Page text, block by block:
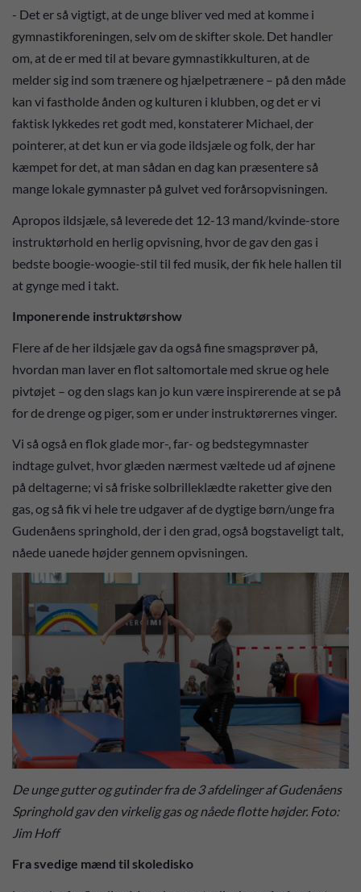
- Det er så vigtigt, at de unge bliver ved med at komme i
gymnastikforeningen, selv om de skifter skole. Det handler
om, at de er med til at bevare gymnastikkulturen, at de
melder sig ind som trænere og hjælpetrænere – på den måde
kan vi fastholde ånden og kulturen i klubben, og det er vi
faktisk lykkedes ret godt med, konstaterer Michael, der
pointerer, at det kun er via gode ildsjæle og folk, der har
kæmpet for det, at man sådan en dag kan præsentere så
mange lokale gymnaster på gulvet ved forårsopvisningen.
Apropos ildsjæle, så leverede det 12-13 mand/kvinde-store
instruktørhold en herlig opvisning, hvor de gav den gas i
bedste boogie-woogie-stil til fed musik, der fik hele hallen til
at gynge med i takt.
Imponerende instruktørshow
Flere af de her ildsjæle gav da også fine smagsprøver på,
hvordan man laver en flot saltomortale med skrue og hele
pivtøjet – og den slags kan jo kun være inspirerende at se på
for de drenge og piger, som er under instruktørernes vinger.
Vi så også en flok glade mor-, far- og bedstegymnaster
indtage gulvet, hvor glæden nærmest væltede ud af øjnene
på deltagerne; vi så friske solbrilleklædte raketter give den
gas, og så fik vi hele tre udgaver af de dygtige børn/unge fra
Gudenåens springhold, der i den grad, også bogstaveligt talt,
nåede uanede højder gennem opvisningen.
De unge gutter og gutinder fra de 3 afdelinger af Gudenåens
Springhold gav den virkelig gas og nåede flotte højder. Foto:
Jim Hoff
Fra svedige mænd til skoledisko